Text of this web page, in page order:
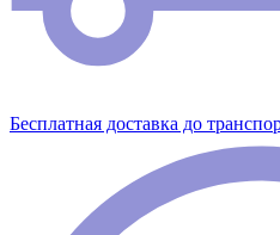
Бесплатная доставка до